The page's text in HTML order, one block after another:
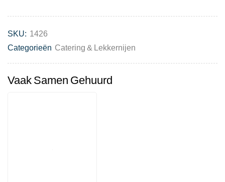
SKU: 1426
Categorieën Catering & Lekkernijen
Vaak Samen Gehuurd